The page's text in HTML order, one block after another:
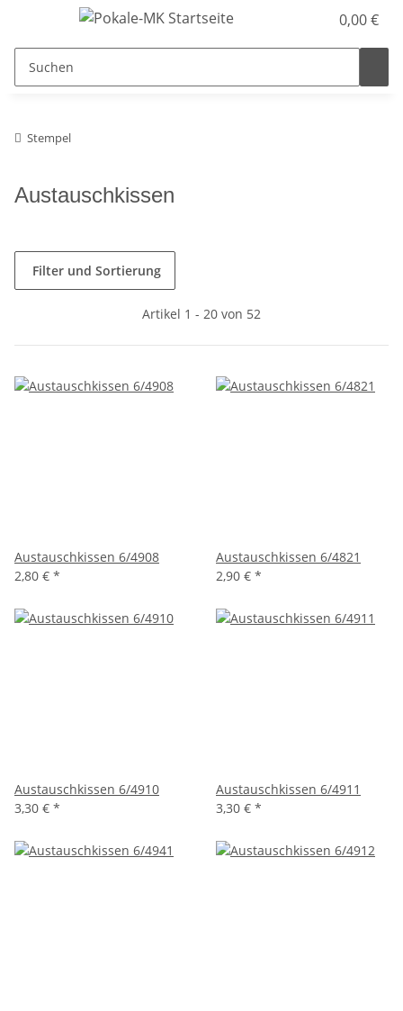
0,00 €
Stempel
Austauschkissen
Filter und Sortierung
Artikel 1 - 20 von 52
Austauschkissen 6/4908
2,80 € *
Austauschkissen 6/4821
2,90 € *
Austauschkissen 6/4910
3,30 € *
Austauschkissen 6/4911
3,30 € *